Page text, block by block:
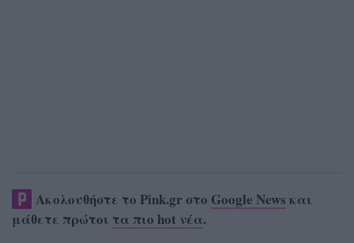
Ακολουθήστε το Pink.gr στο Google News και
μάθετε πρώτοι τα πιο hot νέα.